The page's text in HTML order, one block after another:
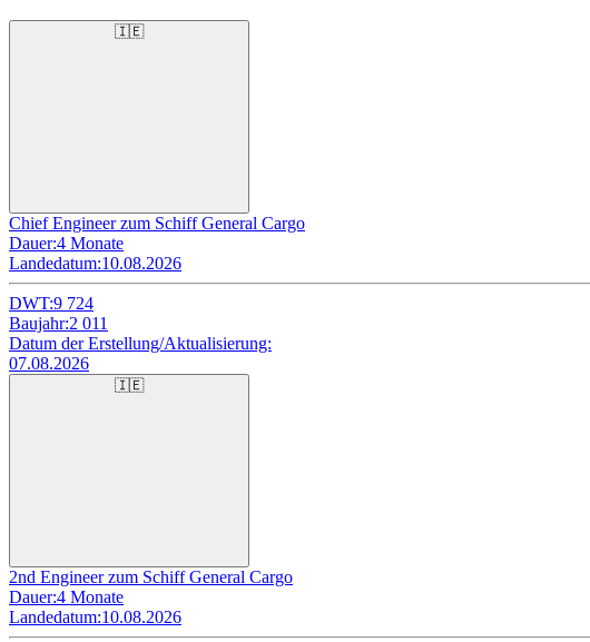
🇮🇪
Chief Engineer zum Schiff General Cargo
Dauer:4 Monate
Landedatum:10.08.2026
DWT:9 724
Baujahr:2 011
Datum der Erstellung/Aktualisierung:
07.08.2026
🇮🇪
2nd Engineer zum Schiff General Cargo
Dauer:4 Monate
Landedatum:10.08.2026